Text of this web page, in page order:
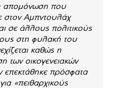
απομόνωση που
στον Αμπντουλάχ
σε άλλους πολιτικούς
στη φυλακή του
καθώς η
των οικογενειακών
επεκτάθηκε πρόσφατα
«πειθαρχικούς